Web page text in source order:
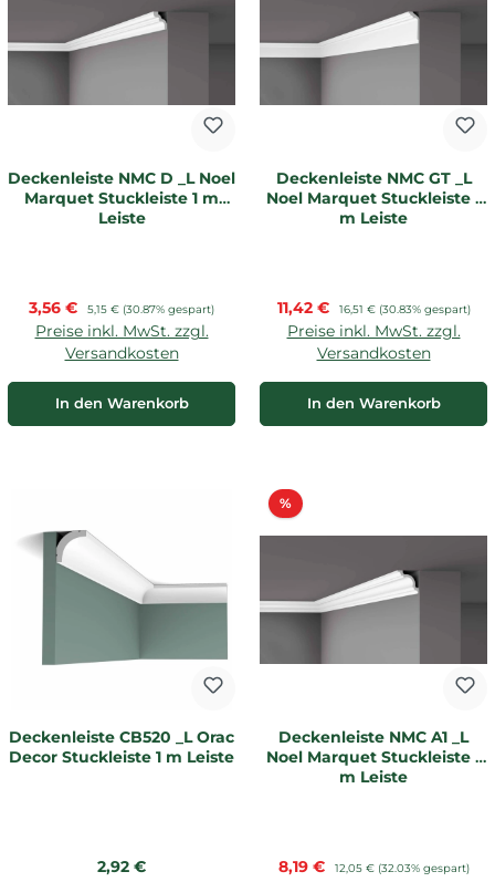
Deckenleiste NMC D _L Noel
Marquet Stuckleiste 1 m
Leiste
Verkaufspreis:
3,56 € Regulärer Preis:
5,15 € (30.87% gespart)
Preise inkl. MwSt. zzgl.
Versandkosten
In den Warenkorb
Deckenleiste NMC GT _L
Noel Marquet Stuckleiste 1
m Leiste
Verkaufspreis:
11,42 € Regulärer Preis:
16,51 € (30.83% gespart)
Preise inkl. MwSt. zzgl.
Versandkosten
In den Warenkorb
Deckenleiste CB520 _L Orac
Decor Stuckleiste 1 m Leiste
Regulärer Preis:
2,92 €
%Rabatt
Deckenleiste NMC A1 _L
Noel Marquet Stuckleiste 1
m Leiste
Verkaufspreis:
8,19 € Regulärer Preis:
12,05 € (32.03% gespart)